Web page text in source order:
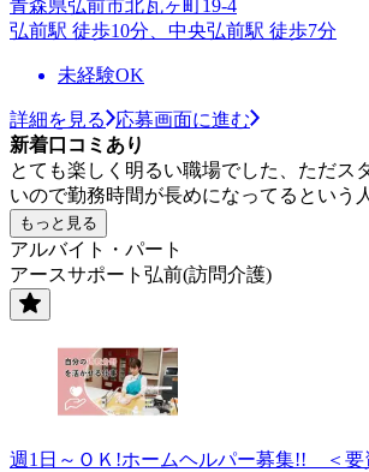
青森県弘前市北瓦ヶ町19-4
弘前駅 徒歩10分、中央弘前駅 徒歩7分
未経験OK
詳細を見る
応募画面に進む
新着口コミあり
とても楽しく明るい職場でした、ただス
いので勤務時間が長めになってるという
もっと見る
アルバイト・パート
アースサポート弘前(訪問介護)
週1日～ＯＫ!ホームヘルパー募集!! ＜要